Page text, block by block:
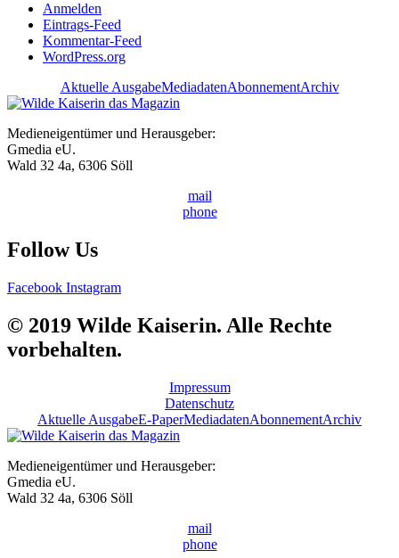
Anmelden
Eintrags-Feed
Kommentar-Feed
WordPress.org
Aktuelle AusgabeMediadatenAbonnementArchiv
Medieneigentümer und Herausgeber:
Gmedia eU.
Wald 32 4a, 6306 Söll
mail
phone
Follow Us
Facebook Instagram
© 2019 Wilde Kaiserin. Alle Rechte
vorbehalten.
Impressum
Datenschutz
Aktuelle AusgabeE-PaperMediadatenAbonnementArchiv
Medieneigentümer und Herausgeber:
Gmedia eU.
Wald 32 4a, 6306 Söll
mail
phone